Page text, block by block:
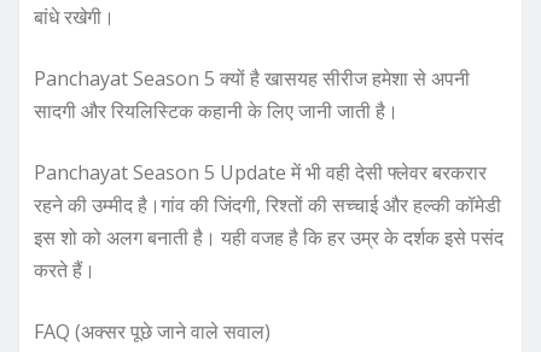
बांधे रखेगी।
Panchayat Season 5 क्यों है खासयह सीरीज हमेशा से अपनी
सादगी और रियलिस्टिक कहानी के लिए जानी जाती है।
Panchayat Season 5 Update में भी वही देसी फ्लेवर बरकरार
रहने की उम्मीद है।गांव की जिंदगी, रिश्तों की सच्चाई और हल्की कॉमेडी
इस शो को अलग बनाती है। यही वजह है कि हर उम्र के दर्शक इसे पसंद
करते हैं।
FAQ (अक्सर पूछे जाने वाले सवाल)